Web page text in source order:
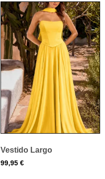
Vestido Largo
99,95 €